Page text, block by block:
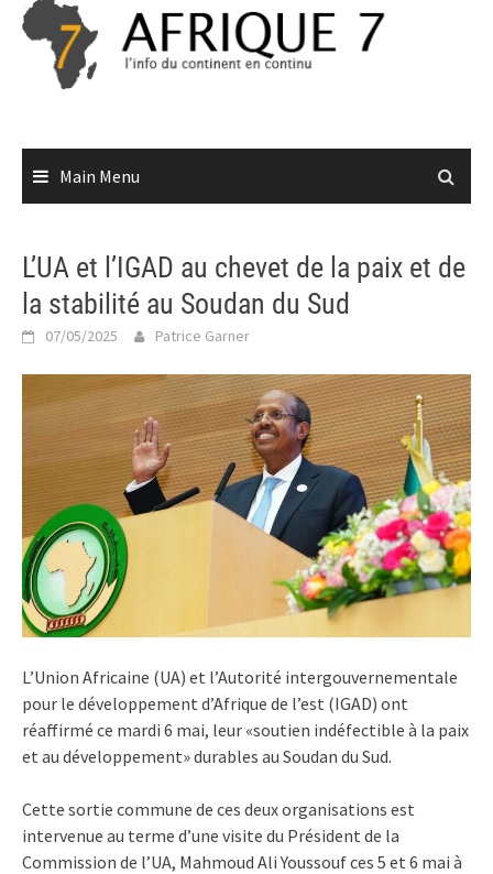
Skip
content
Main Menu
L’UA et l’IGAD au chevet de la paix et de
la stabilité au Soudan du Sud
07/05/2025 Patrice Garner
L’Union Africaine (UA) et l’Autorité intergouvernementale
pour le développement d’Afrique de l’est (IGAD) ont
réaffirmé ce mardi 6 mai, leur «soutien indéfectible à la paix
et au développement» durables au Soudan du Sud.
Cette sortie commune de ces deux organisations est
intervenue au terme d’une visite du Président de la
Commission de l’UA, Mahmoud Ali Youssouf ces 5 et 6 mai à